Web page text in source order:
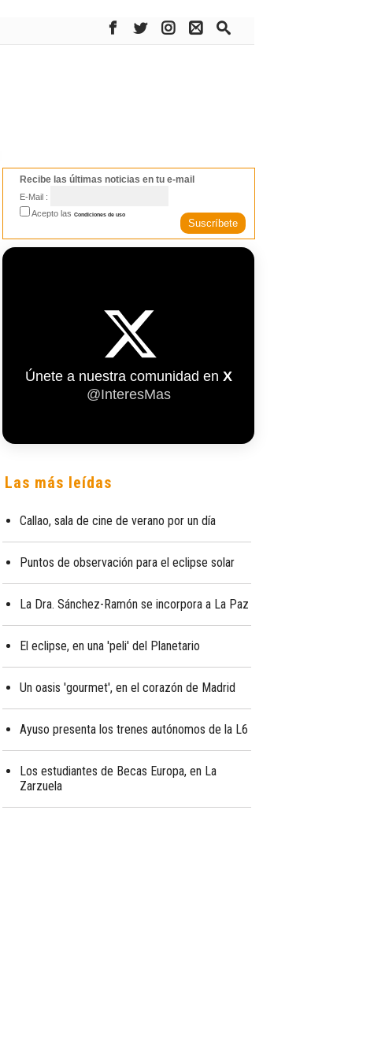
Recibe las últimas noticias en tu e-mail
E-Mail :
Acepto las Condiciones de uso
Únete a nuestra comunidad en X
@InteresMas
Las más leídas
Callao, sala de cine de verano por un día
Puntos de observación para el eclipse solar
La Dra. Sánchez-Ramón se incorpora a La Paz
El eclipse, en una 'peli' del Planetario
Un oasis 'gourmet', en el corazón de Madrid
Ayuso presenta los trenes autónomos de la L6
Los estudiantes de Becas Europa, en La
Zarzuela